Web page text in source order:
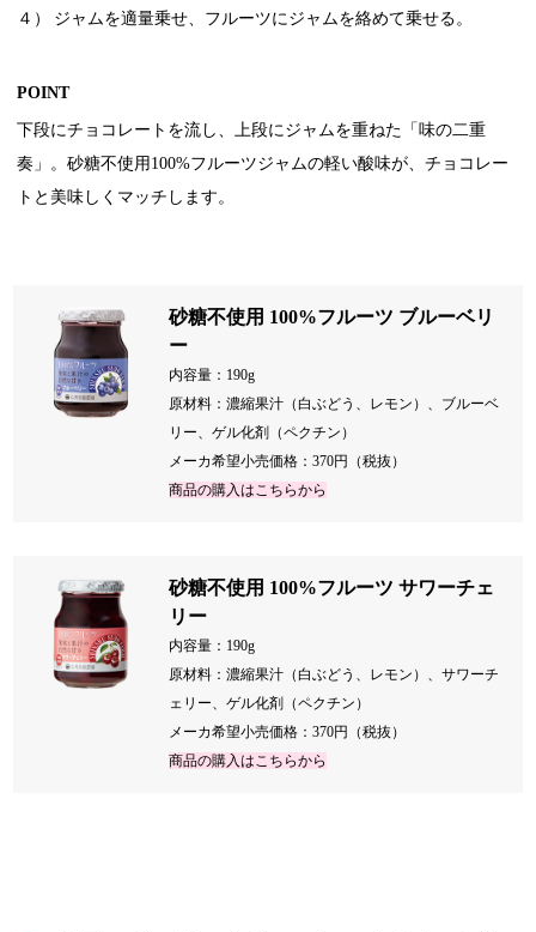
４） ジャムを適量乗せ、フルーツにジャムを絡めて乗せる。
POINT
下段にチョコレートを流し、上段にジャムを重ねた「味の二重
奏」。砂糖不使用100%フルーツジャムの軽い酸味が、チョコレー
トと美味しくマッチします。
砂糖不使用 100%フルーツ ブルーベリ
ー
内容量：190g
原材料：濃縮果汁（白ぶどう、レモン）、ブルーベ
リー、ゲル化剤（ペクチン）
メーカ希望小売価格：370円（税抜）
商品の購入はこちらから
砂糖不使用 100%フルーツ サワーチェ
リー
内容量：190g
原材料：濃縮果汁（白ぶどう、レモン）、サワーチ
ェリー、ゲル化剤（ペクチン）
メーカ希望小売価格：370円（税抜）
商品の購入はこちらから